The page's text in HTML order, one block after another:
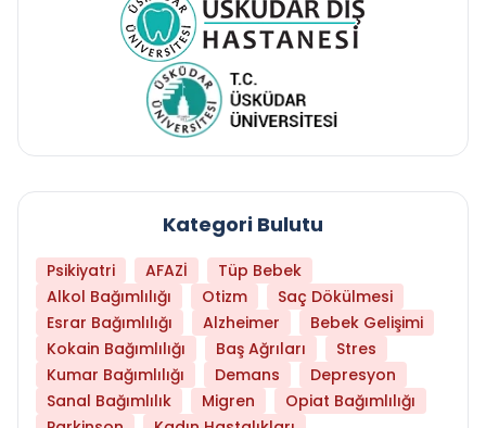
Kategori Bulutu
Psikiyatri AFAZİ
Tüp Bebek
Alkol Bağımlılığı
Otizm
Saç Dökülmesi
Esrar Bağımlılığı
Alzheimer
Bebek Gelişimi
Kokain Bağımlılığı
Baş Ağrıları
Stres
Kumar Bağımlılığı
Demans
Depresyon
Sanal Bağımlılık
Migren
Opiat Bağımlılığı